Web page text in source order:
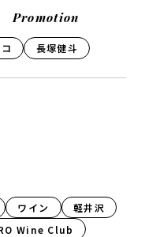
Promotion
長塚健斗
ワイン
軽井沢
Wine Club